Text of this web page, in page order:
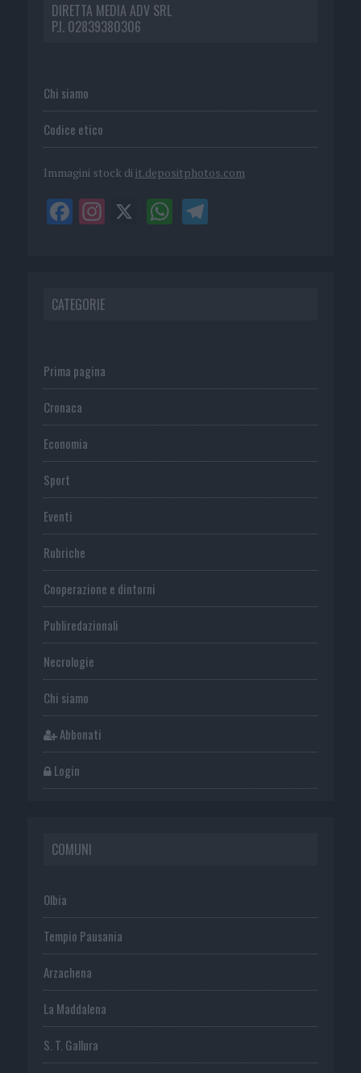
DIRETTA MEDIA ADV SRL
P.I. 02839380306
Chi siamo
Codice etico
Immagini stock di it.depositphotos.com
CATEGORIE
Prima pagina
Cronaca
Economia
Sport
Eventi
Rubriche
Cooperazione e dintorni
Publiredazionali
Necrologie
Chi siamo
Abbonati
Login
COMUNI
Olbia
Tempio Pausania
Arzachena
La Maddalena
S. T. Gallura